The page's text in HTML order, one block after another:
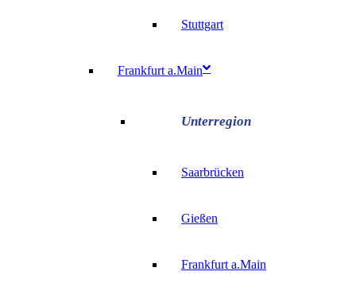
Stuttgart
Frankfurt a.Main
Saarbrücken
Gießen
Frankfurt a.Main